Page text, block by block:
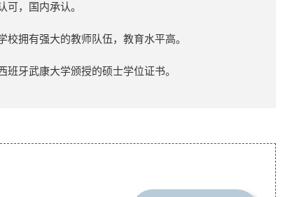
，国内承认。
拥有强大的教师队伍，教育水平高。
牙武康大学颁授的硕士学位证书。